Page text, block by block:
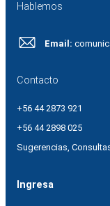
Hablemos
Email:
Contacto
+56 44 2873 921
+56 44 2898 025
Sugerencias,
Ingresa